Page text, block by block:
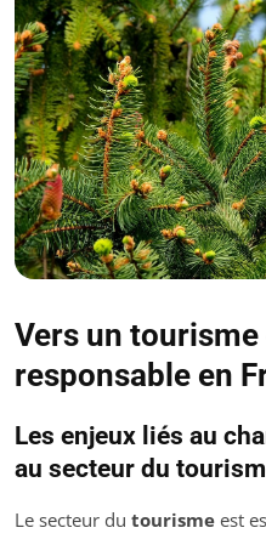
Vers un
responsable en
Les enjeux liés au
au secteur du
Le secteur du tourisme est